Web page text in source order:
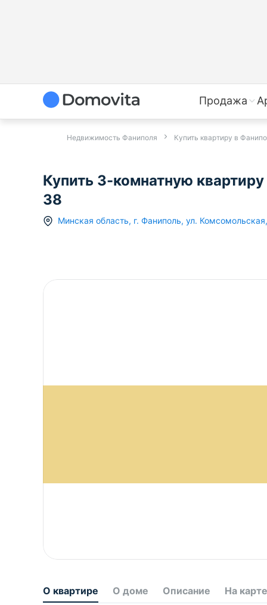
Продажа
Недвижимость Фаниполя Купить квартиру в
Купить 3-комнатную
38
Минская область, г. Фаниполь, ул. Комсомольская,
О квартире О доме Описание На карте